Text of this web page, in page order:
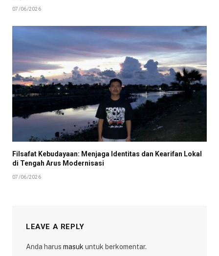
07/06/2026
Filsafat Kebudayaan: Menjaga Identitas dan Kearifan Lokal
di Tengah Arus Modernisasi
07/06/2026
LEAVE A REPLY
Anda harus masuk untuk berkomentar.